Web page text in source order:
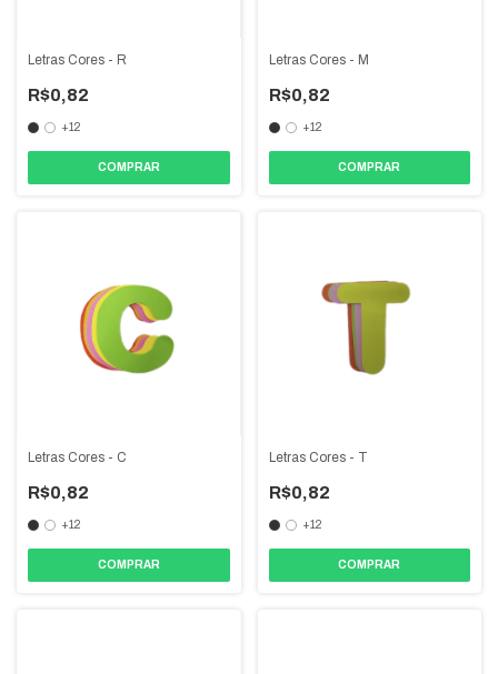
Letras Cores - R
R$0,82
+12
COMPRAR
Letras Cores - M
R$0,82
+12
COMPRAR
Letras Cores - C
R$0,82
+12
COMPRAR
Letras Cores - T
R$0,82
+12
COMPRAR